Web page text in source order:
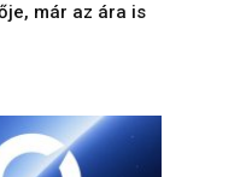
már az ára is